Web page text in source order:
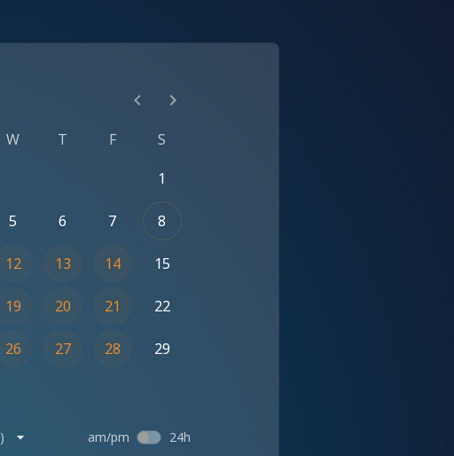
W T F
S
1
5 6 7 8
12 13 14 15
19 20 21 22
26 27 28 29
) am/pm 24h